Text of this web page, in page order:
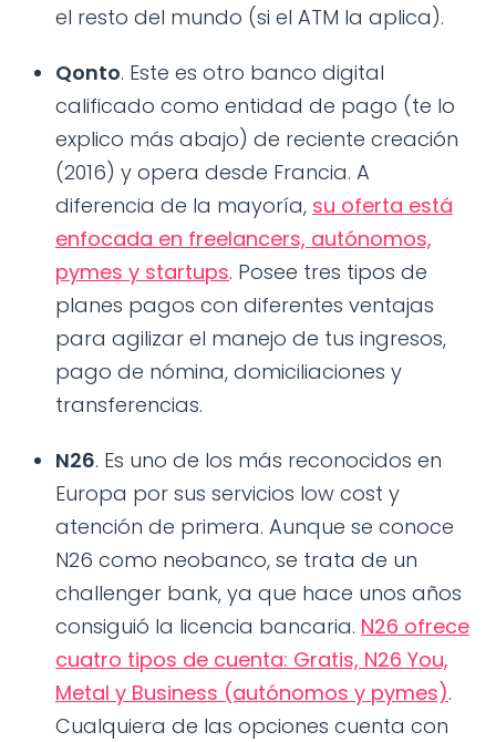
el resto del mundo (si el ATM la aplica).
Qonto. Este es otro banco digital
calificado como entidad de pago (te lo
explico más abajo) de reciente creación
(2016) y opera desde Francia. A
diferencia de la mayoría, su oferta está
enfocada en freelancers, autónomos,
pymes y startups. Posee tres tipos de
planes pagos con diferentes ventajas
para agilizar el manejo de tus ingresos,
pago de nómina, domiciliaciones y
transferencias.
N26. Es uno de los más reconocidos en
Europa por sus servicios low cost y
atención de primera. Aunque se conoce
N26 como neobanco, se trata de un
challenger bank, ya que hace unos años
consiguió la licencia bancaria. N26 ofrece
cuatro tipos de cuenta: Gratis, N26 You,
Metal y Business (autónomos y pymes).
Cualquiera de las opciones cuenta con